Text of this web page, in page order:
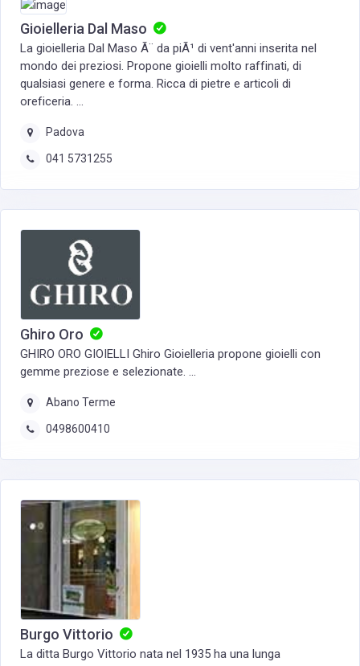
Gioielleria Dal Maso
La gioielleria Dal Maso Ã¨ da piÃ¹ di vent'anni inserita nel
mondo dei preziosi. Propone gioielli molto raffinati, di
qualsiasi genere e forma. Ricca di pietre e articoli di
oreficeria. ...
Padova
041 5731255
Ghiro Oro
GHIRO ORO GIOIELLI Ghiro Gioielleria propone gioielli con
gemme preziose e selezionate. ...
Abano Terme
0498600410
Burgo Vittorio
La ditta Burgo Vittorio nata nel 1935 ha una lunga